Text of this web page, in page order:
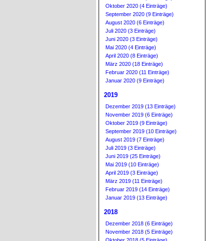
Oktober 2020 (4 Einträge)
September 2020 (9 Einträge)
August 2020 (6 Einträge)
Juli 2020 (3 Einträge)
Juni 2020 (3 Einträge)
Mai 2020 (4 Einträge)
April 2020 (8 Einträge)
März 2020 (18 Einträge)
Februar 2020 (11 Einträge)
Januar 2020 (9 Einträge)
2019
Dezember 2019 (13 Einträge)
November 2019 (6 Einträge)
Oktober 2019 (9 Einträge)
September 2019 (10 Einträge)
August 2019 (7 Einträge)
Juli 2019 (3 Einträge)
Juni 2019 (25 Einträge)
Mai 2019 (10 Einträge)
April 2019 (3 Einträge)
März 2019 (11 Einträge)
Februar 2019 (14 Einträge)
Januar 2019 (13 Einträge)
2018
Dezember 2018 (6 Einträge)
November 2018 (5 Einträge)